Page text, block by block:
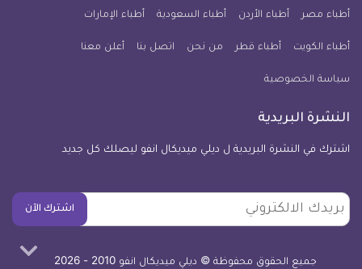
معلومة
للآيفون
أطباء مصر أطباء الأردن أطباء السعودية أطباء الإمارات
أطباء الكويت أطباء قطر من نحن اتصل بنا أعلن معنا
سياسة الخصوصية
النشرة البريدية
اشترك في النشرة البريدية ل ديلي ميديكال انفو ليصلك كل جديد
بريدك
الالكتروني
اشترك الآن
جميع الحقوق محفوظة © ديلي ميديكال انفو 2010 - 2026